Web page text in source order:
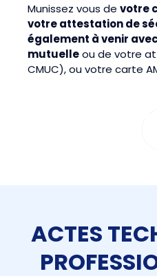
Munissez vous de votre
votre attestation de
également à venir avec
mutuelleou de votre
CMUC), ou votre carte
ACTES